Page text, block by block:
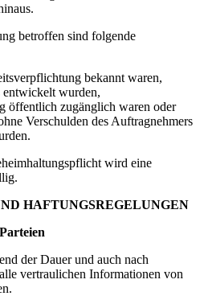
betroffen sind folgende
bekannt waren,
entwickelt wurden,
öffentlich zugänglich waren oder
Verschulden des Auftragnehmers
wird eine
HAFTUNGSREGELUNGEN
der Dauer und auch nach
vertraulichen Informationen von